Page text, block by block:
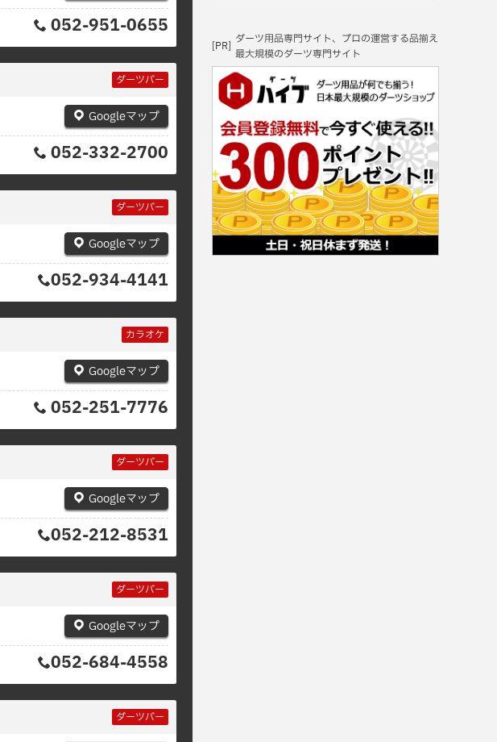
052-951-0655
ダーツバー
Googleマップ
052-332-2700
ダーツバー
Googleマップ
052-934-4141
カラオケ
Googleマップ
052-251-7776
ダーツバー
Googleマップ
052-212-8531
ダーツバー
Googleマップ
052-684-4558
ダーツバー
[PR]
ダーツ用品専門サイト、プロの運営する品揃え
最大規模のダーツ専門サイト